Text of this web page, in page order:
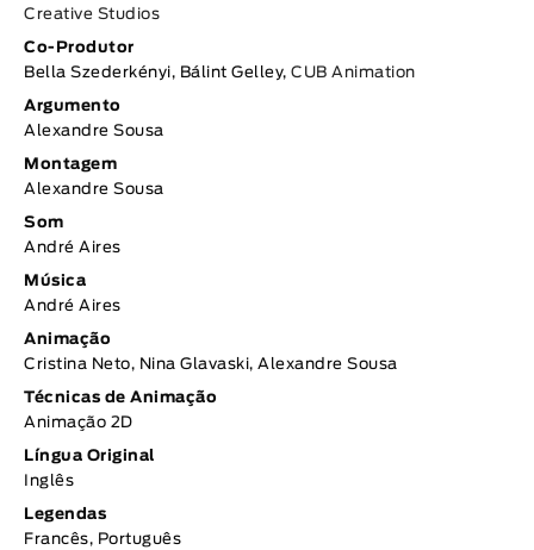
Creative Studios
Co-Produtor
Bella Szederkényi, Bálint Gelley, CUB Animation
Argumento
Alexandre Sousa
Montagem
Alexandre Sousa
Som
André Aires
Música
André Aires
Animação
Cristina Neto, Nina Glavaski, Alexandre Sousa
Técnicas de Animação
Animação 2D
Língua Original
Inglês
Legendas
Francês, Português